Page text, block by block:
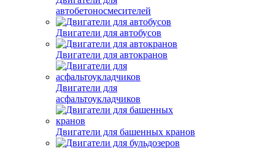
автобетоносмесителей
Двигатели для автобусов
Двигатели для автокранов
Двигатели для
асфальтоукладчиков
Двигатели для башенных кранов